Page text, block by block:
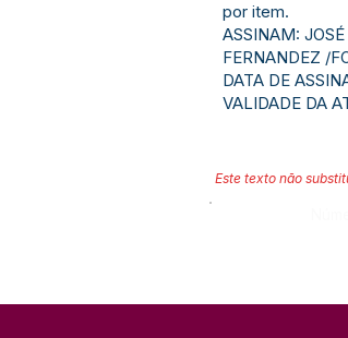
por item.
ASSINAM:
FERNANDEZ /
DATA DE
VALIDADE DA
Este texto não